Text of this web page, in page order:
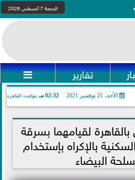
الجمعة 7 أغسطس 2026
تقارير 
الأحد، 21 نوفمبر 2021 02:32 مـ بتوقيت القاهرة
لقيامهما بسرقة
بالإكراه بإستخدام
البيضاء